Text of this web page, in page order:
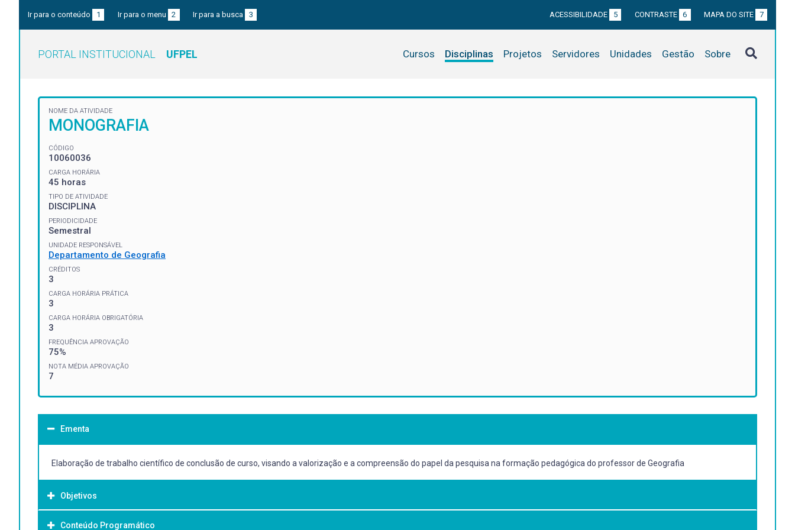
Ir para o conteúdo 1 Ir para o menu 2 Ir para a busca 3 ACESSIBILIDADE 5 CONTRASTE 6 MAPA DO SITE 7
PORTAL INSTITUCIONAL UFPEL Cursos Disciplinas Projetos Servidores Unidades Gestão Sobre
NOME DA ATIVIDADE
MONOGRAFIA
CÓDIGO
10060036
CARGA HORÁRIA
45 horas
TIPO DE ATIVIDADE
DISCIPLINA
PERIODICIDADE
Semestral
UNIDADE RESPONSÁVEL
Departamento de Geografia
CRÉDITOS
3
CARGA HORÁRIA PRÁTICA
3
CARGA HORÁRIA OBRIGATÓRIA
3
FREQUÊNCIA APROVAÇÃO
75%
NOTA MÉDIA APROVAÇÃO
7
Ementa
Elaboração de trabalho científico de conclusão de curso, visando a valorização e a compreensão do papel da pesquisa na formação pedagógica do professor de Geografia
Objetivos
Conteúdo Programático